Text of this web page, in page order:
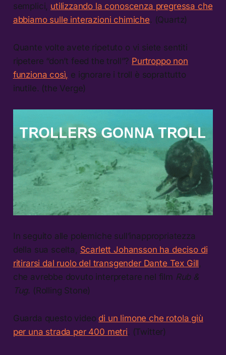
semplici, utilizzando la conoscenza pregressa che
abbiamo sulle interazioni chimiche. (Quartz)
Quante volte avete ripetuto o vi siete sentiti
ripetere “don’t feed the troll”? Purtroppo non
funziona così, e ignorare i troll è soprattutto
inutile. (the Verge)
In seguito alle polemiche sull’inappropriatezza
della sua scelta, Scarlett Johansson ha deciso di
ritirarsi dal ruolo del transgender Dante Tex Gill,
che avrebbe dovuto interpretare nel film Rub &
Tug. (Rolling Stone)
Guarda questo video di un limone che rotola giù
per una strada per 400 metri. (Twitter)